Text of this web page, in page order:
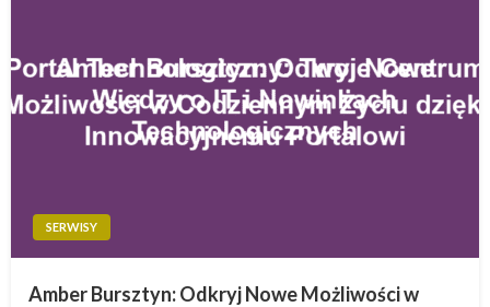
SERWISY
Amber Bursztyn: Odkryj Nowe Możliwości w